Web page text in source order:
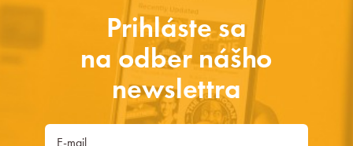
Prihláste sa
na odber nášho
newslettra